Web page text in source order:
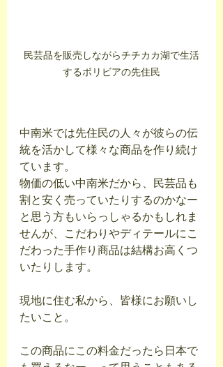
民芸品を販売しながらチチカカ湖で生活
するボリビアの先住民
中南米では先住民の人々が彼らの伝
統を活かして様々な商品を作り続け
ています。
物価の低い中南米だから、民芸品も
割と安く売っていたりするのかなー
と思う方もいらっしゃるかもしれま
せんが、こだわりやディテールにこ
だわった手作り商品は結構お高くつ
いたりします。
現地に住む私から、皆様にお願いし
たいこと。
この商品にこの料金だったら日本で